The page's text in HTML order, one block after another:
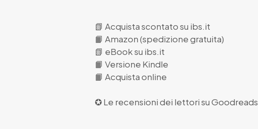
📗 Acquista scontato su ibs.it
📙 Amazon (spedizione gratuita)
📗 eBook su ibs.it
📙 Versione Kindle
📙 Acquista online
✪ Le recensioni dei lettori suGoodreads